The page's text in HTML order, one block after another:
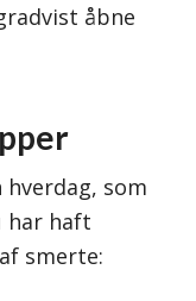
åbne
hverdag, som
har haft
smerte: